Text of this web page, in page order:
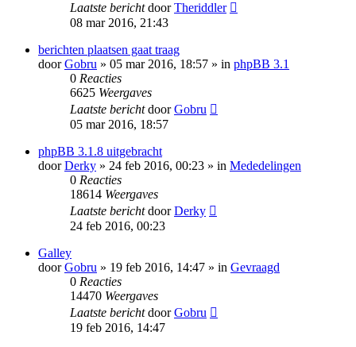
Laatste berichtdoorTheriddler
08 mar 2016, 21:43
berichten plaatsen gaat traag
doorGobru » 05 mar 2016, 18:57 » in phpBB 3.1
0 Reacties
6625 Weergaves
Laatste berichtdoorGobru
05 mar 2016, 18:57
phpBB 3.1.8 uitgebracht
doorDerky » 24 feb 2016, 00:23 » in Mededelingen
0 Reacties
18614 Weergaves
Laatste berichtdoorDerky
24 feb 2016, 00:23
Galley
doorGobru » 19 feb 2016, 14:47 » in Gevraagd
0 Reacties
14470 Weergaves
Laatste berichtdoorGobru
19 feb 2016, 14:47